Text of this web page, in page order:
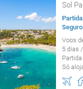
Sol
Voos
5 dias
Só